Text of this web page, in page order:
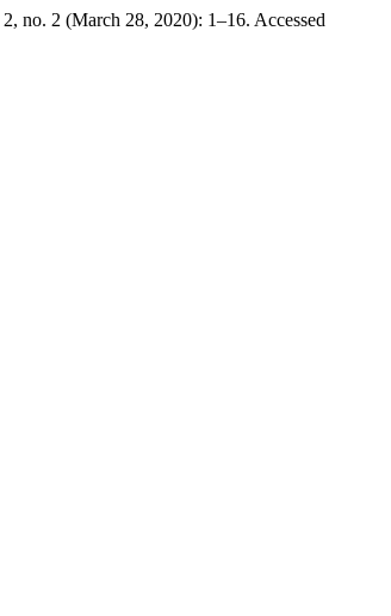
2, no. 2 (March 28, 2020): 1–16. Accessed